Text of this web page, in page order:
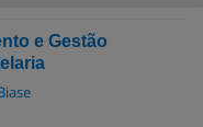
e Gestão